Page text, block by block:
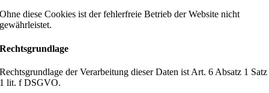
Ohne diese Cookies ist der fehlerfreie Betrieb der Website nicht
gewährleistet.
Rechtsgrundlage
Rechtsgrundlage der Verarbeitung dieser Daten ist Art. 6 Absatz 1 Satz
1 lit. f DSGVO.